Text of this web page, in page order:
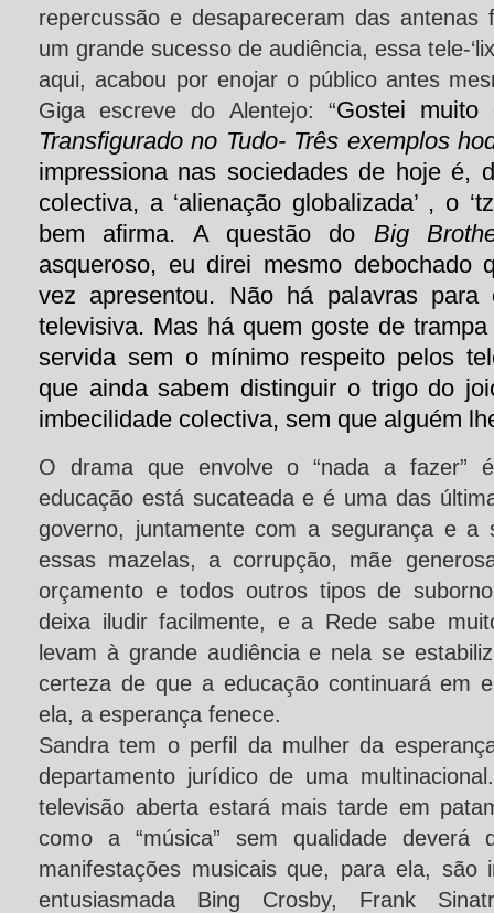
repercussão e desapareceram das antenas
um grande sucesso de audiência, essa tele-
aqui, acabou por enojar o público antes
Giga escreve do Alentejo: “Gostei
Transfigurado no Tudo- Três exemplos
impressiona nas sociedades de hoje é,
colectiva, a ‘alienação globalizada’ , o
bem afirma. A questão do Big
asqueroso, eu direi mesmo debochado
vez apresentou. Não há palavras para
televisiva. Mas há quem goste de
servida sem o mínimo respeito pelos
que ainda sabem distinguir o trigo do
imbecilidade colectiva, sem que alguém
O drama que envolve o “nada a fazer”
educação está sucateada e é uma das
governo, juntamente com a segurança e a
essas mazelas, a corrupção, mãe
orçamento e todos outros tipos de
deixa iludir facilmente, e a Rede sabe
levam à grande audiência e nela se
certeza de que a educação continuará em
ela, a esperança fenece.
Sandra tem o perfil da mulher da
departamento jurídico de uma
televisão aberta estará mais tarde em
como a “música” sem qualidade deverá
manifestações musicais que, para ela, são
entusiasmada Bing Crosby, Frank